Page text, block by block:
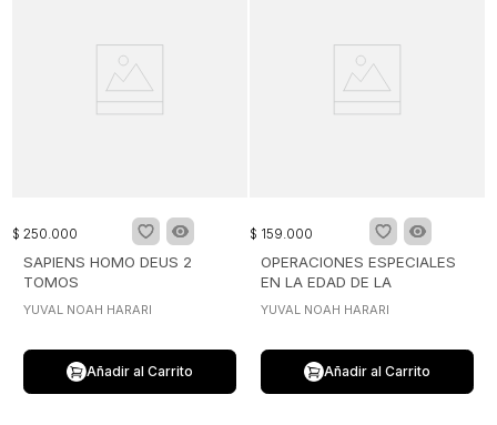
$ 250.000
SAPIENS HOMO DEUS 2
TOMOS
YUVAL NOAH HARARI
Añadir al Carrito
$ 159.000
OPERACIONES ESPECIALES
EN LA EDAD DE LA
CABALLERIA
YUVAL NOAH HARARI
Añadir al Carrito